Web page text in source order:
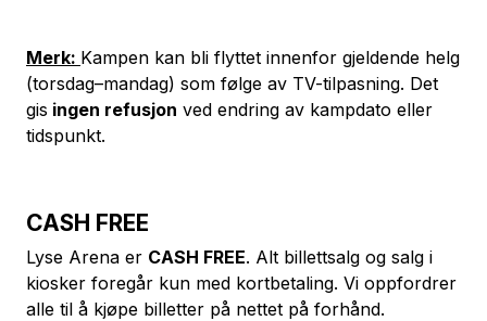
Merk: Kampen kan bli flyttet innenfor gjeldende helg
(torsdag–mandag) som følge av TV-tilpasning. Det
gis ingen refusjon ved endring av kampdato eller
tidspunkt.
CASH FREE
Lyse Arena er CASH FREE. Alt billettsalg og salg i
kiosker foregår kun med kortbetaling. Vi oppfordrer
alle til å kjøpe billetter på nettet på forhånd.